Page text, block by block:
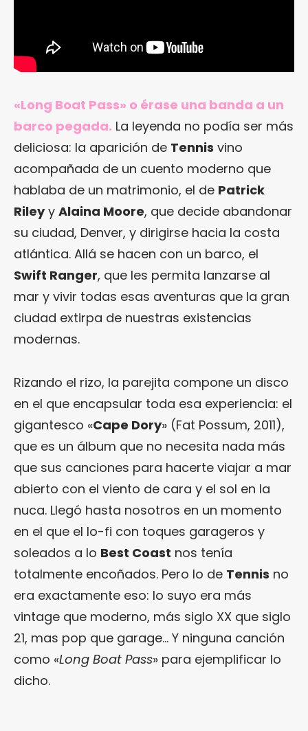
«Long Boat Pass» o érase una banda a un
barco pegada. La leyenda no podía ser más
deliciosa: la aparición de Tennis vino
acompañada de un cuento moderno que
hablaba de un matrimonio, el de Patrick
Rileyy Alaina Moore, que decide abandonar
su ciudad, Denver, y dirigirse hacia la costa
atlántica. Allá se hacen con un barco, el
Swift Ranger, que les permita lanzarse al
mar y vivir todas esas aventuras que la gran
ciudad extirpa de nuestras existencias
modernas.
Rizando el rizo, la parejita compone un disco
en el que encapsular toda esa experiencia: el
gigantesco «Cape Dory» (Fat Possum, 2011),
que es un álbum que no necesita nada más
que sus canciones para hacerte viajar a mar
abierto con el viento de cara y el sol en la
nuca. Llegó hasta nosotros en un momento
en el que el lo-fi con toques garageros y
soleados a lo Best Coast nos tenía
totalmente encoñados. Pero lo de Tennis no
era exactamente eso: lo suyo era más
vintage que moderno, más siglo XX que siglo
21, mas pop que garage… Y ninguna canción
como «Long Boat Pass» para ejemplificar lo
dicho.